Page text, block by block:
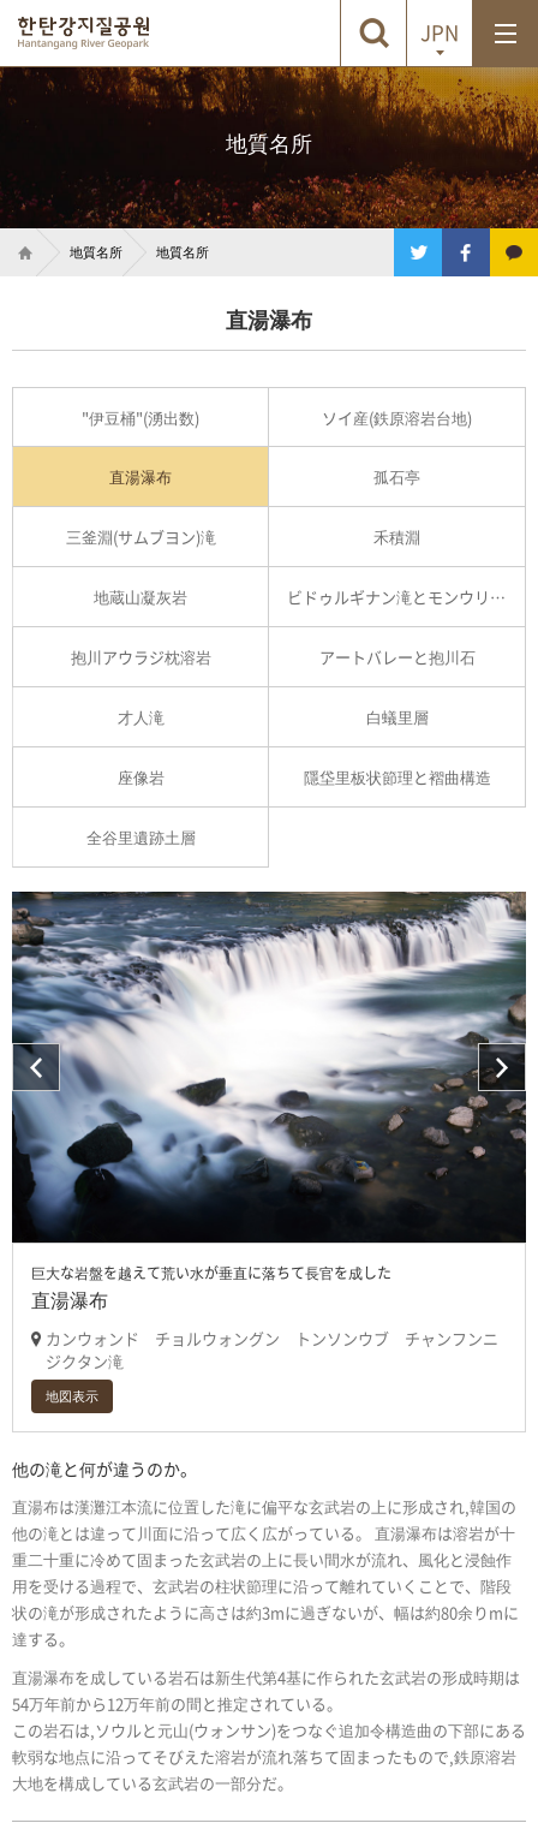
JPN
地質名所
地質名所 地質名所
直湯瀑布
"伊豆桶"(湧出数) ソイ産(鉄原溶岩台地)
直湯瀑布 孤石亭
三釜淵(サムブヨン)滝 禾積淵
地蔵山凝灰岩 ビドゥルギナン滝とモンウリ峡谷
抱川アウラジ枕溶岩 アートバレーと抱川石
才人滝 白蟻里層
座像岩 隱垈里板状節理と褶曲構造
全谷里遺跡土層
巨大な岩盤を越えて荒い水が垂直に落ちて長官を成した
直湯瀑布
カンウォンド チョルウォングン トンソンウブ チャンフンニ
ジクタン滝
地図表示
他の滝と何が違うのか。
直湯布は漢灘江本流に位置した滝に偏平な玄武岩の上に形成され,韓国の
他の滝とは違って川面に沿って広く広がっている。 直湯瀑布は溶岩が十
重二十重に冷めて固まった玄武岩の上に長い間水が流れ、風化と浸蝕作
用を受ける過程で、玄武岩の柱状節理に沿って離れていくことで、階段
状の滝が形成されたように高さは約3mに過ぎないが、幅は約80余りmに
達する。
直湯瀑布を成している岩石は新生代第4基に作られた玄武岩の形成時期は
54万年前から12万年前の間と推定されている。
この岩石は,ソウルと元山(ウォンサン)をつなぐ追加令構造曲の下部にある
軟弱な地点に沿ってそびえた溶岩が流れ落ちて固まったもので,鉄原溶岩
大地を構成している玄武岩の一部分だ。